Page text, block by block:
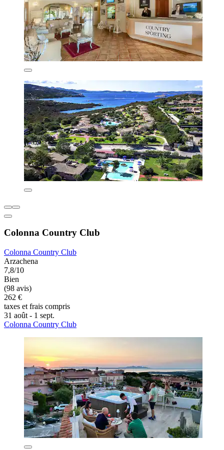
Colonna Country Club
Colonna Country Club
Arzachena
7,8/10
Bien
(98 avis)
262 €
taxes et frais compris
31 août - 1 sept.
Colonna Country Club